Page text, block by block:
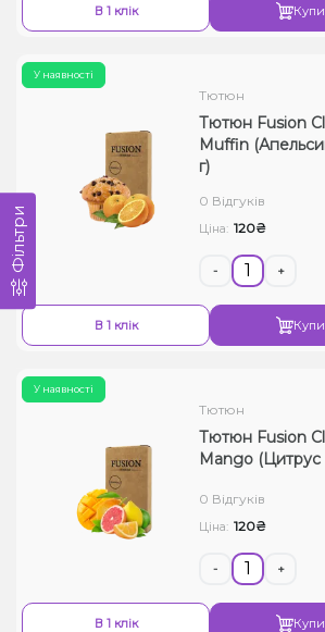
В 1 клік
У наявності
Тютюн
Тютюн Fusion
Muffin
г)
0 Відгуків
Ціна: 120₴
- +
В 1 клік
У наявності
Тютюн
Тютюн Fusion
Mango (Цитрус
0 Відгуків
Ціна: 120₴
- +
В 1 клік
Фільтри